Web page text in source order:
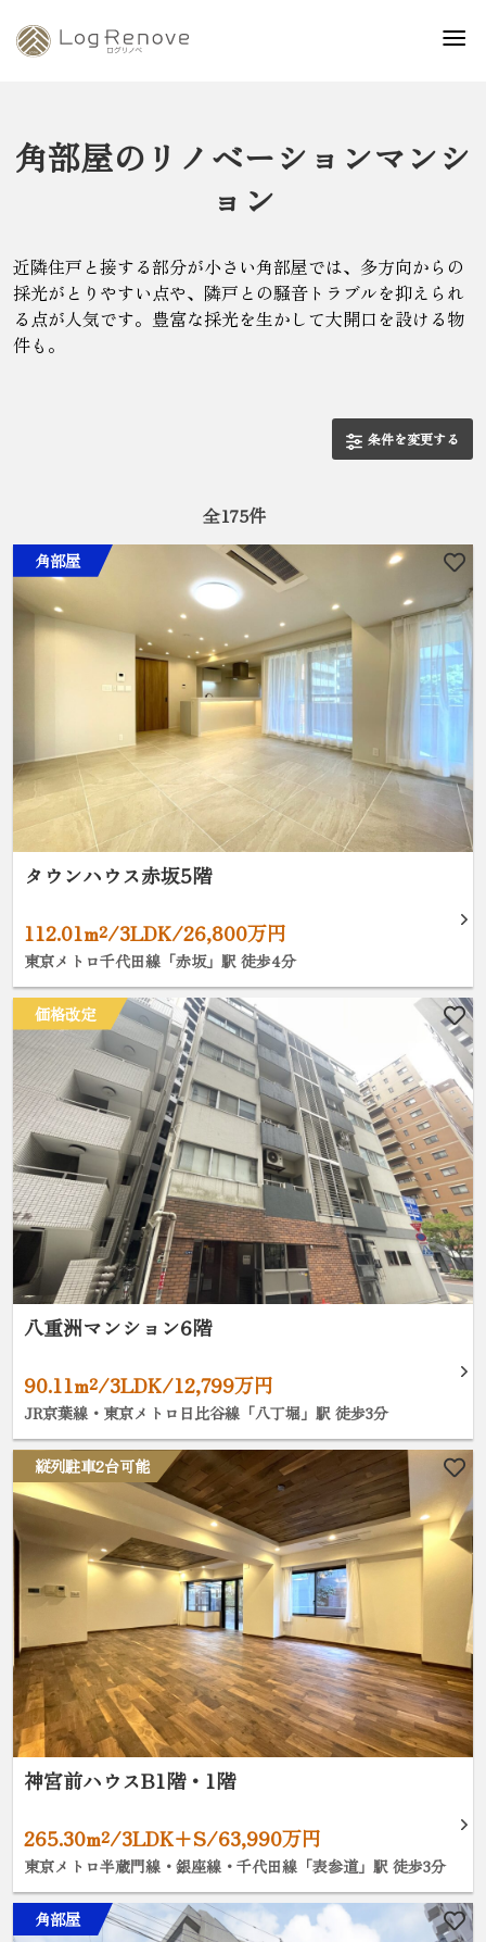
角部屋のリノベーションマンシ
ョン
近隣住戸と接する部分が小さい角部屋では、多方向からの
採光がとりやすい点や、隣戸との騒音トラブルを抑えられ
る点が人気です。豊富な採光を生かして大開口を設ける物
件も。
条件を変更する
全175件
角部屋
タウンハウス赤坂5階
112.01m²/3LDK/26,800万円
東京メトロ千代田線「赤坂」駅 徒歩4分
価格改定
八重洲マンション6階
90.11m²/3LDK/12,799万円
JR京葉線・東京メトロ日比谷線「八丁堀」駅 徒歩3分
縦列駐車2台可能
神宮前ハウスB1階・1階
265.30m²/3LDK+S/63,990万円
東京メトロ半蔵門線・銀座線・千代田線「表参道」駅 徒歩3分
角部屋